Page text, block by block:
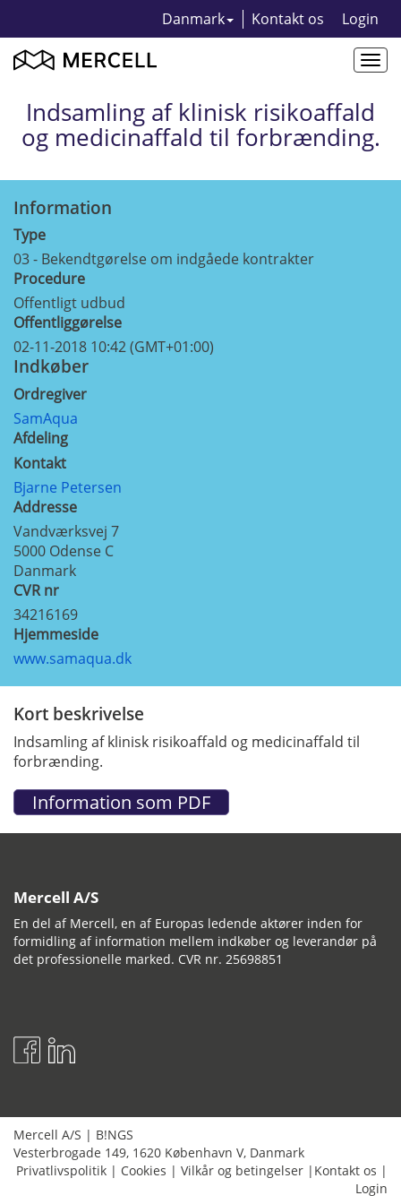
Danmark Kontakt os Login
Indsamling af klinisk risikoaffald
og medicinaffald til forbrænding.
Information
Type
03 - Bekendtgørelse om indgåede kontrakter
Procedure
Offentligt udbud
Offentliggørelse
02-11-2018 10:42 (GMT+01:00)
Indkøber
Ordregiver
SamAqua
Afdeling
Kontakt
Bjarne Petersen
Addresse
Vandværksvej 7
5000 Odense C
Danmark
CVR nr
34216169
Hjemmeside
www.samaqua.dk
Kort beskrivelse
Indsamling af klinisk risikoaffald og medicinaffald til
forbrænding.
Mercell A/S
En del af Mercell, en af Europas ledende aktører inden for
formidling af information mellem indkøber og leverandør på
det professionelle marked. CVR nr. 25698851
Mercell A/S | B!NGS
Vesterbrogade 149, 1620 København V, Danmark
Privatlivspolitik | Cookies | Vilkår og betingelser | Kontakt os |
Login